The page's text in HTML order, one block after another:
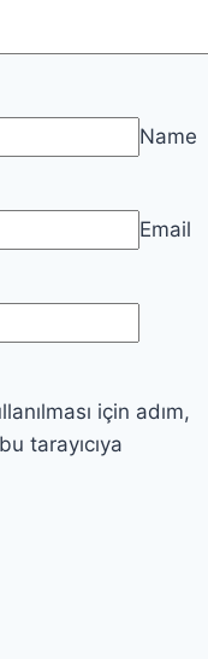
Name
Email
için adım,
tarayıcıya